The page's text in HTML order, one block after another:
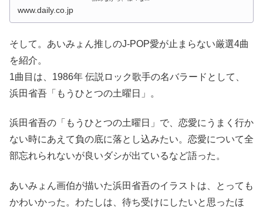
www.daily.co.jp
そして。あいみょん推しのJ-POP愛が止まらない厳選4曲
を紹介。
1曲目は、1986年 伝説ロック歌手の名バラードとして、
浜田省吾「もうひとつの土曜日」。
浜田省吾の「もうひとつの土曜日」で、恋愛にうまく行か
ない時にあえて負の底に落とし込みたい。恋愛について全
部忘れられないが良いダシが出ているなど語った。
あいみょん画伯が描いた浜田省吾のイラストは、とっても
かわいかった。わたしは、待ち受けにしたいと思ったほ